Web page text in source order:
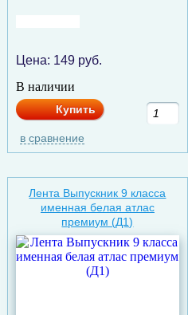
Цена: 149руб.
В наличии
Купить
в сравнение
Лента Выпускник 9 класса
именная белая атлас
премиум (Д1)